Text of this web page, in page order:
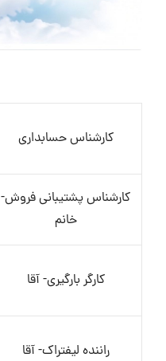
کارشناس حسابداری
کارشناس پشتیبانی فروش-
خانم
کارگر بارگیری- آقا
راننده لیفتراک- آقا